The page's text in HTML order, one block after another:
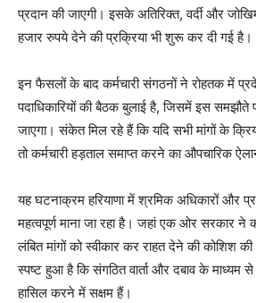
News
Magazine
SUBSCRIBE NOW
प्रदान की जाएगी। इसके अतिरिक्त, वर्दी और
हजार रुपये देने की प्रक्रिया भी शुरू कर दी गई है।
इन फैसलों के बाद कर्मचारी संगठनों ने रोहतक में
पदाधिकारियों की बैठक बुलाई है, जिसमें इस समझौते
जाएगा। संकेत मिल रहे हैं कि यदि सभी मांगों के
तो कर्मचारी हड़ताल समाप्त करने का औपचारिक
यह घटनाक्रम हरियाणा में श्रमिक अधिकारों और
महत्वपूर्ण माना जा रहा है। जहां एक ओर सरकार ने
लंबित मांगों को स्वीकार कर राहत देने की कोशिश
स्पष्ट हुआ है कि संगठित वार्ता और दबाव के माध्यम
हासिल करने में सक्षम हैं।